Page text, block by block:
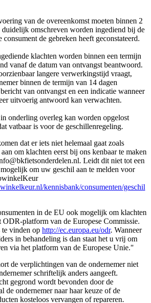
van de overeenkomst moeten binnen 2
omschreven worden ingediend bij de
consument de gebreken heeft geconstateerd.
klachten worden binnen een termijn
vanaf de datum van ontvangst beantwoord.
langere verwerkingstijd vraagt,
binnen de termijn van 14 dagen
van ontvangst en een indicatie wanneer
uitvoerig antwoord kan verwachten.
onderling overleg kan worden opgelost
vatbaar is voor de geschillenregeling.
dat er iets niet helemaal gaat zoals
om klachten eerst bij ons kenbaar te maken
Leidt dit niet tot een
om uw geschil aan te melden voor
kennisbank/consumenten/geschil
in de EU ook mogelijk om klachten
ODR-platform van de Europese Commissie.
vinden op http://ec.europa.eu/odr. Wanneer
in behandeling is dan staat het u vrij om
via het platform van de Europese Unie."
de verplichtingen van de ondernemer niet
schriftelijk anders aangeeft.
gegrond wordt bevonden door de
de ondernemer naar haar keuze of de
kosteloos vervangen of repareren.